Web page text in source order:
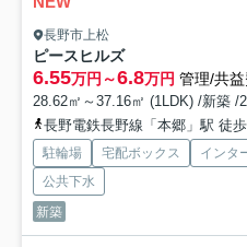
長野市上松
ピースヒルズ
6.55万円～6.8万円 管理/共
28.62㎡～37.16㎡ (1LDK) /新築 /
長野電鉄長野線「本郷」駅 徒
駐輪場 宅配ボックス インタ
公共下水
新築